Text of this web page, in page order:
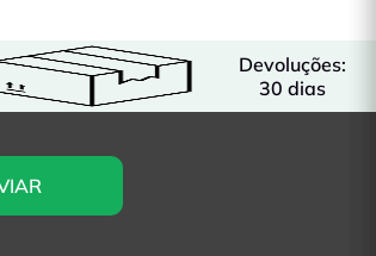
Devoluções:
30 dias